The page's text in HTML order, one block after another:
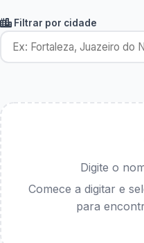
Filtrar por cidade
Digite o
Comece a digitar e
para